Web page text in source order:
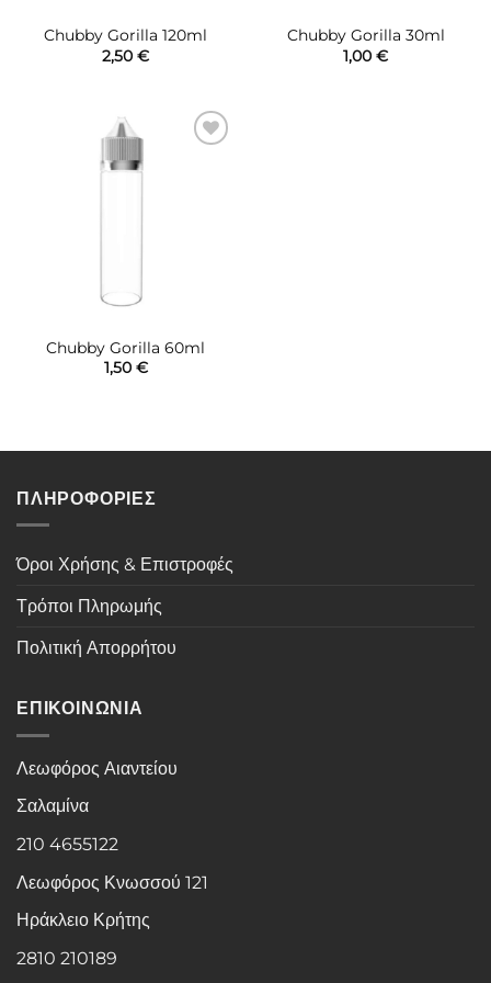
Chubby Gorilla 120ml
2,50 €
Chubby Gorilla 30ml
1,00 €
Chubby Gorilla 60ml
1,50 €
ΠΛΗΡΟΦΟΡΙΕΣ
Όροι Χρήσης & Επιστροφές
Τρόποι Πληρωμής
Πολιτική Απορρήτου
ΕΠΙΚΟΙΝΩΝΙΑ
Λεωφόρος Αιαντείου
Σαλαμίνα
210 4655122
Λεωφόρος Κνωσσού 121
Ηράκλειο Κρήτης
2810 210189